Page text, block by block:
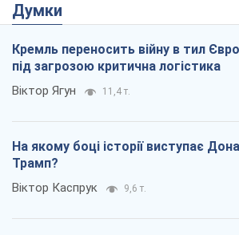
Думки
Кремль переносить війну в тил
під загрозою критична логістика
Віктор Ягун 11,4 т.
На якому боці історії виступає
Трамп?
Віктор Каспрук 9,6 т.